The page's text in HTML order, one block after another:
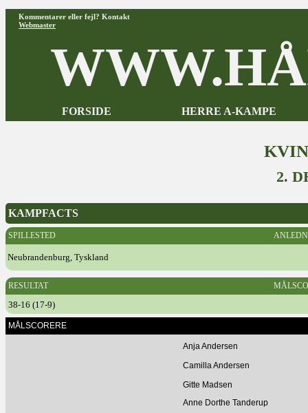
Kommentarer eller fejl? Kontakt
Webmaster
FORSIDE HERRE A-KAMPE
2.
KAMPFACTS
SPILLESTED
Neubrandenburg, Tyskland
RESULTAT
38-16 (17-9)
MÅLSCORERE
Anja Andersen
Camilla Andersen
Gitte Madsen
Anne Dorthe Tanderup